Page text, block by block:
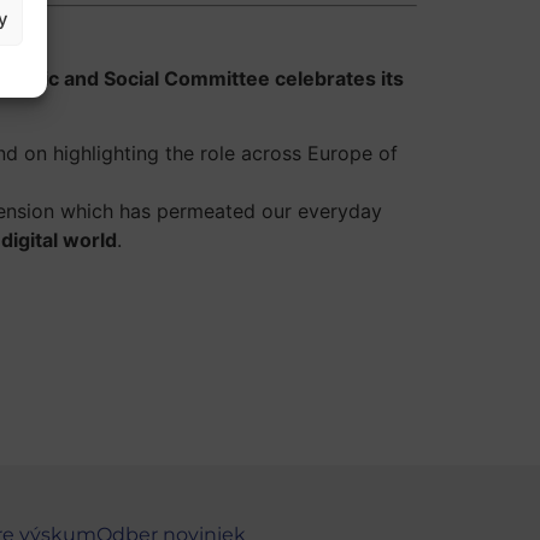
and Social Committee celebrates its
on highlighting the role across Europe of
which has permeated our everyday
world.
výskumOdber noviniek